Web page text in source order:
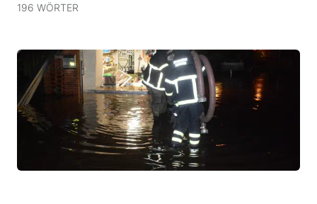
196 WÖRTER